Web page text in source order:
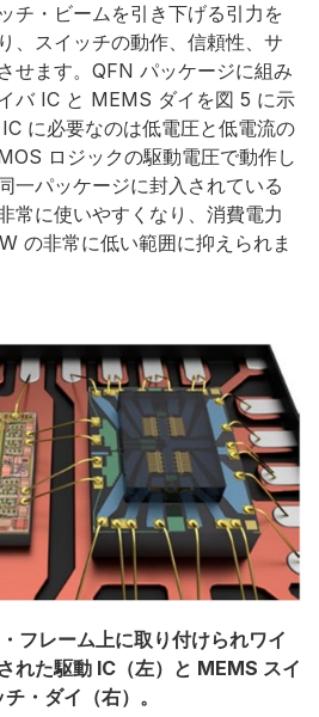
チ・ビームを引き下げる引力を
、スイッチの動作、信頼性、サ
せます。QFN パッケージに組み
バ IC と MEMS ダイを図 5 に示
に必要なのは低電圧と低電流の
ロジックの駆動電圧で動作し
一パッケージに封入されている
常に使いやすくなり、消費電力
の非常に低い範囲に抑えられま
フレーム上に取り付けられワイ
れた駆動 IC（左）と MEMS スイ
チ・ダイ（右）。